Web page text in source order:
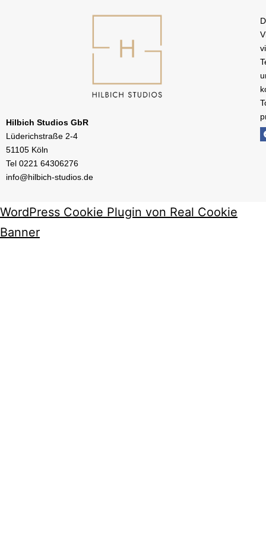
Hilbich Studios GbR
Lüderichstraße 2-4
51105 Köln
Tel 0221 64306276
info@hilbich-studios.de
WordPress Cookie Plugin von Real Cookie
Banner